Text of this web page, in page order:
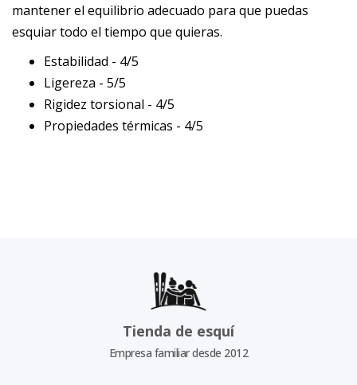
mantener el equilibrio adecuado para que puedas
esquiar todo el tiempo que quieras.
Estabilidad - 4/5
Ligereza - 5/5
Rigidez torsional - 4/5
Propiedades térmicas - 4/5
Tienda de esquí
Empresa familiar desde 2012